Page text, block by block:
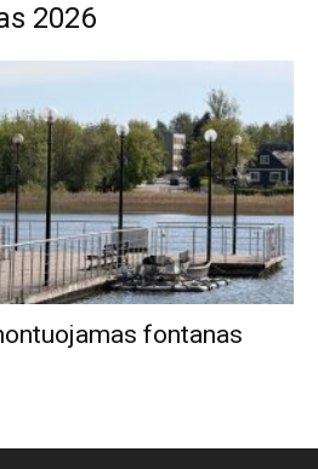
2026
fontanas